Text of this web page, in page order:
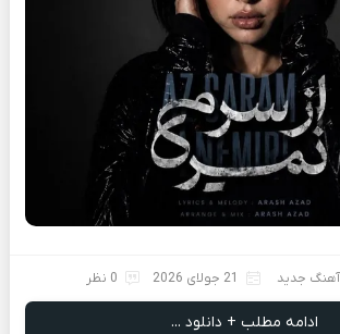
آهنگ جدید 21 جولای 2026 0 نظر
ادامه مطلب + دانلود ...